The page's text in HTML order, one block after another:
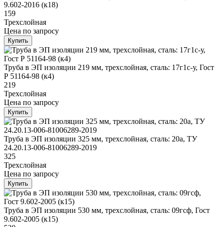
9.602-2016 (к18)
159
Трехслойная
Цена по запросу
Купить
Труба в ЭП изоляции 219 мм, трехслойная, сталь: 17г1с-у, Гост
Р 51164-98 (к4)
219
Трехслойная
Цена по запросу
Купить
Труба в ЭП изоляции 325 мм, трехслойная, сталь: 20а, ТУ
24.20.13-006-81006289-2019
325
Трехслойная
Цена по запросу
Купить
Труба в ЭП изоляции 530 мм, трехслойная, сталь: 09гсф, Гост
9.602-2005 (к15)